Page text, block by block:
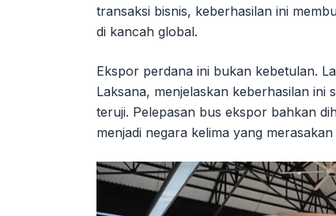
transaksi bisnis, keberhasilan ini
di kancah global.
Ekspor perdana ini bukan kebetulan.
Laksana, menjelaskan keberhasilan ini
teruji. Pelepasan bus ekspor bahkan
menjadi negara kelima yang